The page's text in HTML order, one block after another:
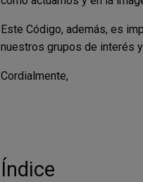
Este Código, además, es
nuestros grupos de interés
Cordialmente,
Índice